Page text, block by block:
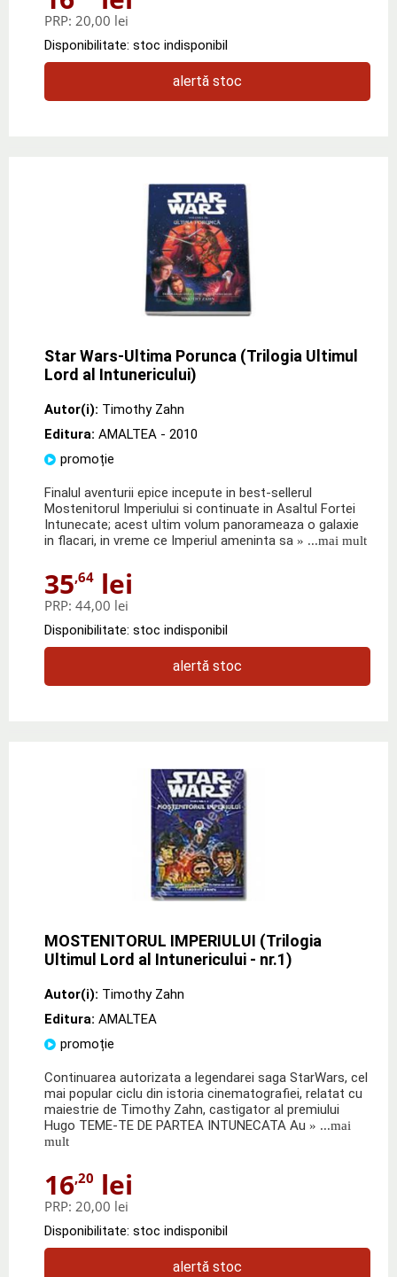
PRP: 20,00 lei
Disponibilitate: stoc indisponibil
alertă stoc
Star Wars-Ultima Porunca (Trilogia Ultimul
Lord al Intunericului)
Autor(i): Timothy Zahn
Editura: AMALTEA - 2010
promoție
Finalul aventurii epice incepute in best-sellerul
Mostenitorul Imperiului si continuate in Asaltul Fortei
Intunecate; acest ultim volum panorameaza o galaxie
in flacari, in vreme ce Imperiul ameninta sa » ...mai mult
35,64 lei
PRP: 44,00 lei
Disponibilitate: stoc indisponibil
alertă stoc
MOSTENITORUL IMPERIULUI (Trilogia
Ultimul Lord al Intunericului - nr.1)
Autor(i): Timothy Zahn
Editura: AMALTEA
promoție
Continuarea autorizata a legendarei saga StarWars, cel
mai popular ciclu din istoria cinematografiei, relatat cu
maiestrie de Timothy Zahn, castigator al premiului
Hugo TEME-TE DE PARTEA INTUNECATA Au » ...mai
mult
16,20 lei
PRP: 20,00 lei
Disponibilitate: stoc indisponibil
alertă stoc